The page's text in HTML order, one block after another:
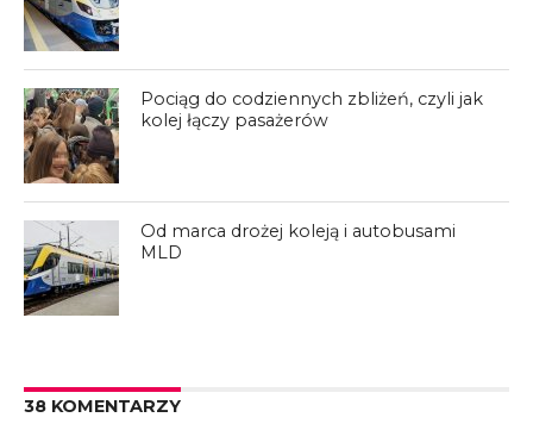
Pociąg do codziennych zbliżeń, czyli jak
kolej łączy pasażerów
Od marca drożej koleją i autobusami
MLD
38 KOMENTARZY